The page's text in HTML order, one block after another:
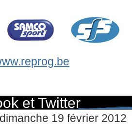
et Twitter
dimanche 19 février 2012